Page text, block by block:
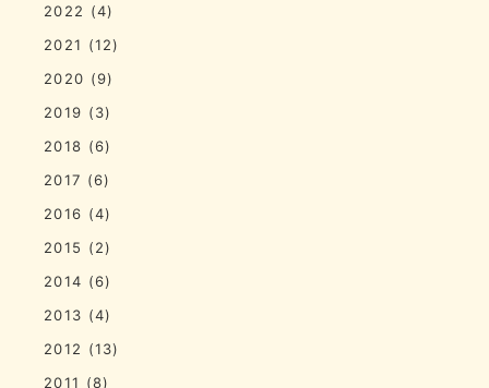
2022 (4)
2021 (12)
2020 (9)
2019 (3)
2018 (6)
2017 (6)
2016 (4)
2015 (2)
2014 (6)
2013 (4)
2012 (13)
2011 (8)